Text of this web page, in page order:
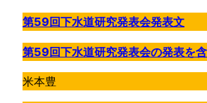
第59回下水道研究発表会発表文
第59回下水道研究発表会の発表を
米本豊